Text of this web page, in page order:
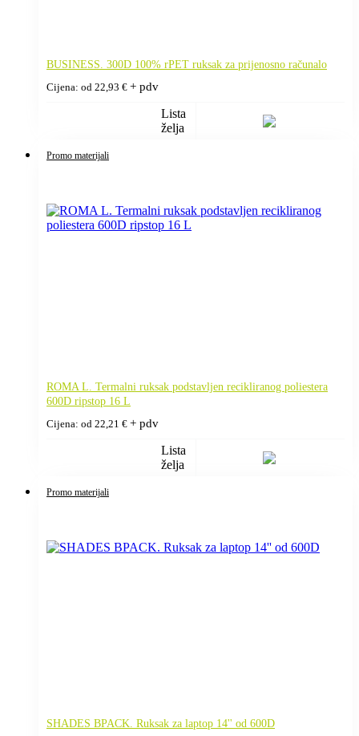
BUSINESS. 300D 100% rPET ruksak za prijenosno računalo
Cijena: od 22,93 € + pdv
Lista
želja
Promo materijali
ROMA L. Termalni ruksak podstavljen recikliranog poliestera
600D ripstop 16 L
Cijena: od 22,21 € + pdv
Lista
želja
Promo materijali
SHADES BPACK. Ruksak za laptop 14'' od 600D